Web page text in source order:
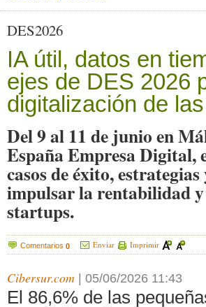
DES2026
IA útil, datos en
ejes de DES 2026
digitalización de
Del 9 al 11 de junio en
España Empresa Digital,
casos de éxito,
impulsar la rentabilidad y
startups.
Comentarios 0 Enviar Imprimir
Cibersur.com 05/06/2026 11:43
El 86,6% de las